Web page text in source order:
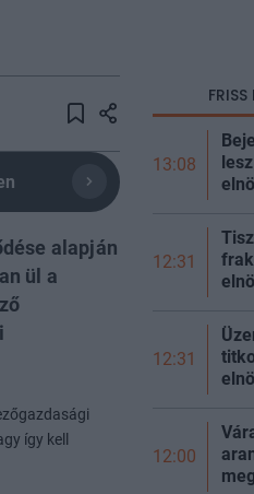
alapján
ül a
így kell
FRISS
13:08
12:31
12:31
12:00